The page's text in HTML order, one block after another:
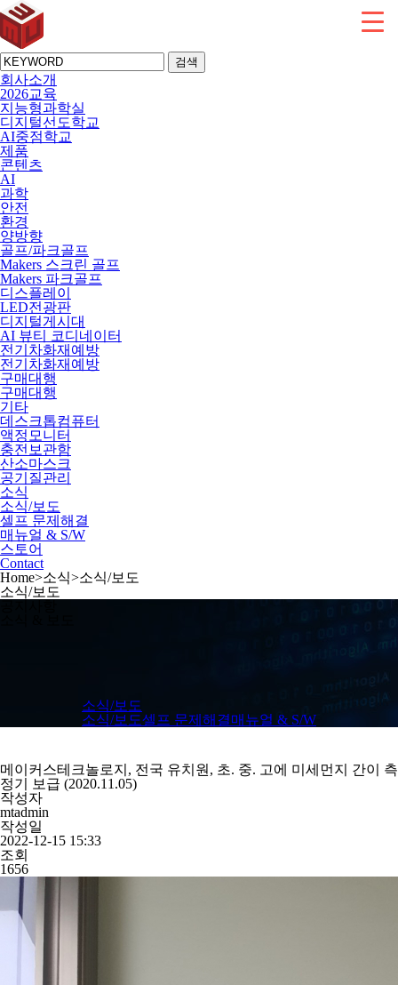
검색
회사소개
2026교육
지능형과학실
디지털선도학교
AI중점학교
제품
콘텐츠
AI
과학
안전
환경
양방향
골프/파크골프
Makers 스크린 골프
Makers 파크골프
디스플레이
LED전광판
디지털게시대
AI 뷰티 코디네이터
전기차화재예방
전기차화재예방
구매대행
구매대행
기타
데스크톱컴퓨터
액정모니터
충전보관함
산소마스크
공기질관리
소식
소식/보도
셀프 문제해결
매뉴얼 & S/W
스토어
Contact
Home>소식>소식/보도
소식/보도
소식/보도
소식/보도셀프 문제해결매뉴얼 & S/W
메이커스테크놀로지, 전국 유치원, 초. 중. 고에 미세먼지 간이 측
정기 보급 (2020.11.05)
작성자
mtadmin
작성일
2022-12-15 15:33
조회
1656